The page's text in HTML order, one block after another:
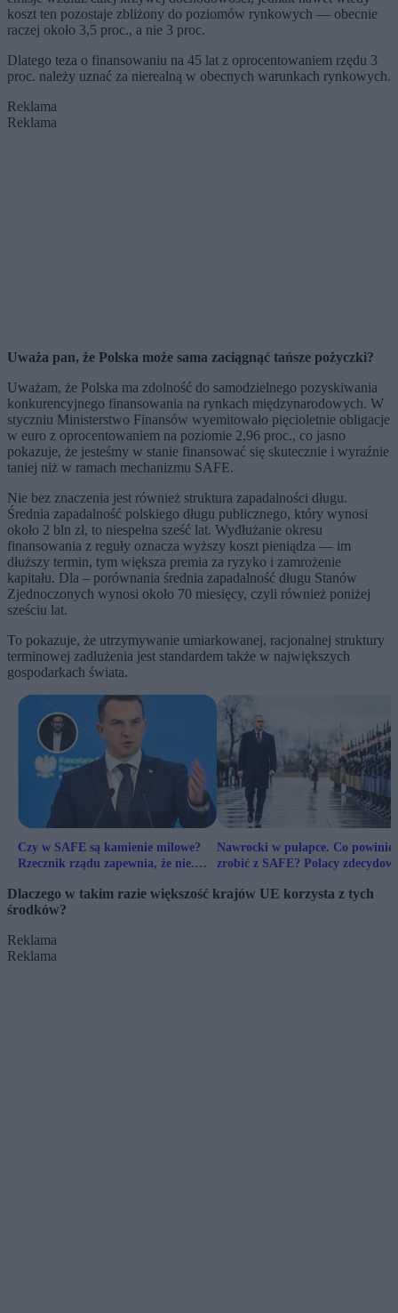
koszt ten pozostaje zbliżony do poziomów rynkowych — obecnie
raczej około 3,5 proc., a nie 3 proc.
Dlatego teza o finansowaniu na 45 lat z oprocentowaniem rzędu 3
proc. należy uznać za nierealną w obecnych warunkach rynkowych.
Reklama
Reklama
Uważa pan, że Polska może sama zaciągnąć tańsze pożyczki?
Uważam, że Polska ma zdolność do samodzielnego pozyskiwania
konkurencyjnego finansowania na rynkach międzynarodowych. W
styczniu Ministerstwo Finansów wyemitowało pięcioletnie obligacje
w euro z oprocentowaniem na poziomie 2,96 proc., co jasno
pokazuje, że jesteśmy w stanie finansować się skutecznie i wyraźnie
taniej niż w ramach mechanizmu SAFE.
Nie bez znaczenia jest również struktura zapadalności długu.
Średnia zapadalność polskiego długu publicznego, który wynosi
około 2 bln zł, to niespełna sześć lat. Wydłużanie okresu
finansowania z reguły oznacza wyższy koszt pieniądza — im
dłuższy termin, tym większa premia za ryzyko i zamrożenie
kapitału. Dla – porównania średnia zapadalność długu Stanów
Zjednoczonych wynosi około 70 miesięcy, czyli również poniżej
sześciu lat.
To pokazuje, że utrzymywanie umiarkowanej, racjonalnej struktury
terminowej zadłużenia jest standardem także w największych
gospodarkach świata.
Czy w SAFE są kamienie milowe?
Rzecznik rządu zapewnia, że nie.
Nawrocki w pułapce. Co
zrobić z SAFE? Polacy
Dlaczego w takim razie większość krajów UE korzysta z tych
środków?
Reklama
Reklama